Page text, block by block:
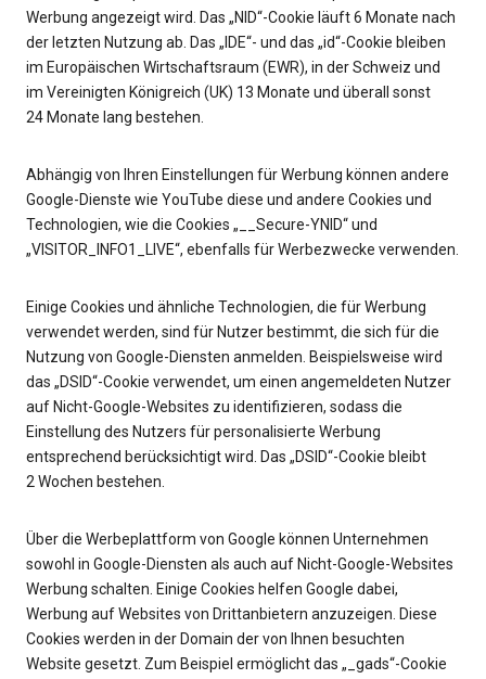
Werbung angezeigt wird. Das „NID“-Cookie läuft 6 Monate nach
der letzten Nutzung ab. Das „IDE“- und das „id“-Cookie bleiben
im Europäischen Wirtschaftsraum (EWR), in der Schweiz und
im Vereinigten Königreich (UK) 13 Monate und überall sonst
24 Monate lang bestehen.
Abhängig von Ihren Einstellungen für Werbung können andere
Google-Dienste wie YouTube diese und andere Cookies und
Technologien, wie die Cookies „__Secure-YNID“ und
„VISITOR_INFO1_LIVE“, ebenfalls für Werbezwecke verwenden.
Einige Cookies und ähnliche Technologien, die für Werbung
verwendet werden, sind für Nutzer bestimmt, die sich für die
Nutzung von Google-Diensten anmelden. Beispielsweise wird
das „DSID“-Cookie verwendet, um einen angemeldeten Nutzer
auf Nicht-Google-Websites zu identifizieren, sodass die
Einstellung des Nutzers für personalisierte Werbung
entsprechend berücksichtigt wird. Das „DSID“-Cookie bleibt
2 Wochen bestehen.
Über die Werbeplattform von Google können Unternehmen
sowohl in Google-Diensten als auch auf Nicht-Google-Websites
Werbung schalten. Einige Cookies helfen Google dabei,
Werbung auf Websites von Drittanbietern anzuzeigen. Diese
Cookies werden in der Domain der von Ihnen besuchten
Website gesetzt. Zum Beispiel ermöglicht das „_gads“-Cookie